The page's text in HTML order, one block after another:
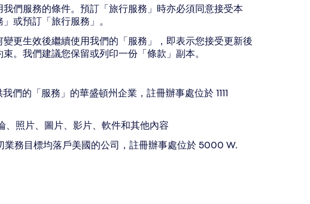
們服務的條件。預訂「旅行服務」時亦必須同意接受本
或預訂「旅行服務」。
更生效後繼續使用我們的「服務」，即表示您接受更新後
。我們建議您保留或列印一份「條款」副本。
們的「服務」的華盛頓州企業，註冊辦事處位於 1111
照片、圖片、影片、軟件和其他內容
業務目標均落戶美國的公司，註冊辦事處位於 5000 W.